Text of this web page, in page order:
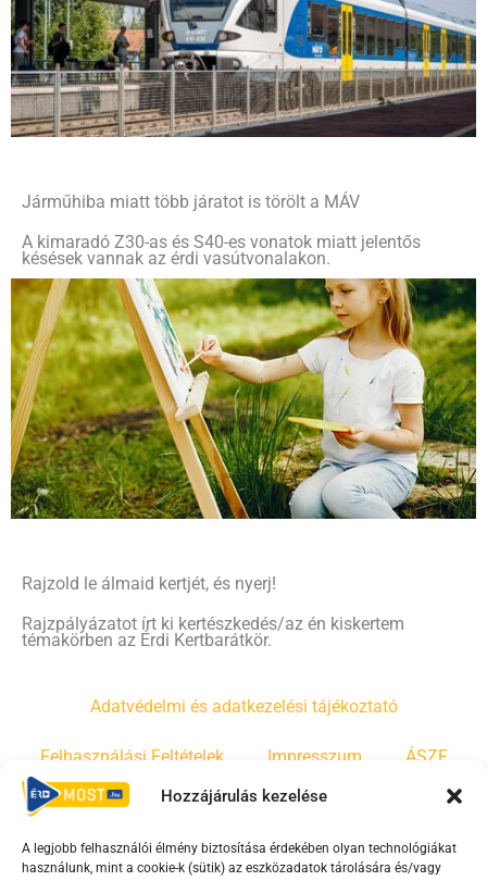
Hozzájárulás kezelése
A legjobb felhasználói élmény biztosítása érdekében olyan technológiákat
használunk, mint a cookie-k (sütik) az eszközadatok tárolására és/vagy
Járműhiba miatt több járatot is törölt a MÁV
A kimaradó Z30-as és S40-es vonatok miatt jelentős
késések vannak az érdi vasútvonalakon.
Rajzold le álmaid kertjét, és nyerj!
Rajzpályázatot írt ki kertészkedés/az én kiskertem
témakörben az Érdi Kertbarátkör.
Adatvédelmi és adatkezelési tájékoztató
Felhasználási Feltételek Impresszum ÁSZF
Irányelvek Moderálási szabályzat